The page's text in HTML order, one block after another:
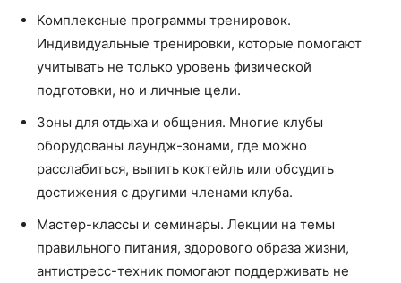
Комплексные программы тренировок.
Индивидуальные тренировки, которые помогают
учитывать не только уровень физической
подготовки, но и личные цели.
Зоны для отдыха и общения. Многие клубы
оборудованы лаундж-зонами, где можно
расслабиться, выпить коктейль или обсудить
достижения с другими членами клуба.
Мастер-классы и семинары. Лекции на темы
правильного питания, здорового образа жизни,
антистресс-техник помогают поддерживать не